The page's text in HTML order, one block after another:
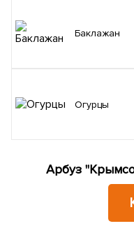
Баклажан
Огурцы
Арбуз